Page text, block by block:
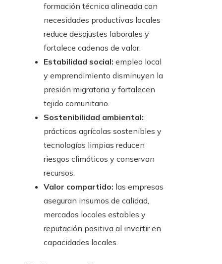
formación técnica alineada con
necesidades productivas locales
reduce desajustes laborales y
fortalece cadenas de valor.
Estabilidad social: empleo local
y emprendimiento disminuyen la
presión migratoria y fortalecen
tejido comunitario.
Sostenibilidad ambiental:
prácticas agrícolas sostenibles y
tecnologías limpias reducen
riesgos climáticos y conservan
recursos.
Valor compartido: las empresas
aseguran insumos de calidad,
mercados locales estables y
reputación positiva al invertir en
capacidades locales.